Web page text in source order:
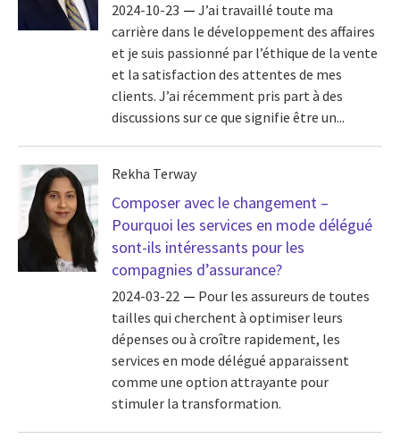
2024-10-23
J’ai travaillé toute ma
carrière dans le développement des affaires
et je suis passionné par l’éthique de la vente
et la satisfaction des attentes de mes
clients. J’ai récemment pris part à des
discussions sur ce que signifie être un...
Rekha Terway
Composer avec le changement –
Pourquoi les services en mode délégué
sont-ils intéressants pour les
compagnies d’assurance?
2024-03-22
Pour les assureurs de toutes
tailles qui cherchent à optimiser leurs
dépenses ou à croître rapidement, les
services en mode délégué apparaissent
comme une option attrayante pour
stimuler la transformation.